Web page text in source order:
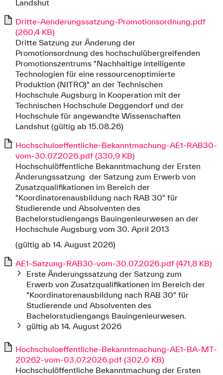
Landshut
Dritte-Aenderungssatzung-Promotionsordnung.pdf
(260,4 KB)
Dritte Satzung zur Änderung der
Promotionsordnung des hochschulübergreifenden
Promotionszentrums "Nachhaltige intelligente
Technologien für eine ressourcenoptimierte
Produktion (NITRO)" an der Technischen
Hochschule Augsburg in Kooperation mit der
Technischen Hochschule Deggendorf und der
Hochschule für angewandte Wissenschaften
Landshut (gültig ab 15.08.26)
Hochschuloeffentliche-Bekanntmachung-AE1-RAB30-
vom-30.07.2026.pdf (330,9 KB)
Hochschulöffentliche Bekanntmachung der Ersten
Änderungssatzung der Satzung zum Erwerb von
Zusatzqualifikationen im Bereich der
"Koordinatorenausbildung nach RAB 30" für
Studierende und Absolventen des
Bachelorstudiengangs Bauingenieurwesen an der
Hochschule Augsburg vom 30. April 2013
(gültig ab 14. August 2026)
AE1-Satzung-RAB30-vom-30.07.2026.pdf (471,8 KB)
Erste Änderungssatzung der Satzung zum
Erwerb von Zusatzqualifikationen im Bereich der
"Koordinatorenausbildung nach RAB 30" für
Studierende und Absolventen des
Bachelorstudiengangs Bauingenieurwesen.
gültig ab 14. August 2026
Hochschuloeffentliche-Bekanntmachung-AE1-BA-MT-
20262-vom-03.07.2026.pdf (302,0 KB)
Hochschulöffentliche Bekanntmachung der Ersten